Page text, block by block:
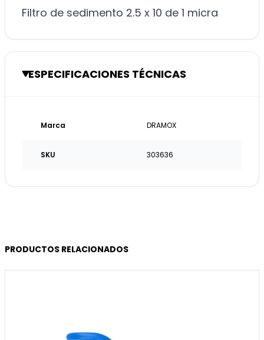
Filtro de sedimento 2.5 x 10 de 1 micra
ESPECIFICACIONES TÉCNICAS
Marca DRAMOX
SKU 303636
PRODUCTOS RELACIONADOS